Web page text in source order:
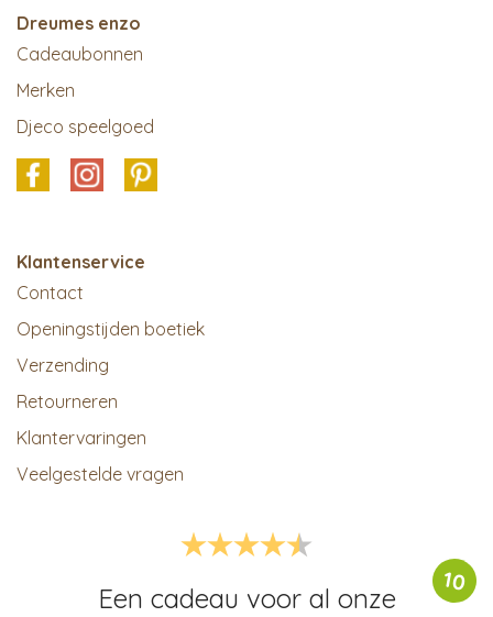
Dreumes enzo
Cadeaubonnen
Merken
Djeco speelgoed
Klantenservice
Contact
Openingstijden boetiek
Verzending
Retourneren
Klantervaringen
Veelgestelde vragen
10
Een cadeau voor al onze